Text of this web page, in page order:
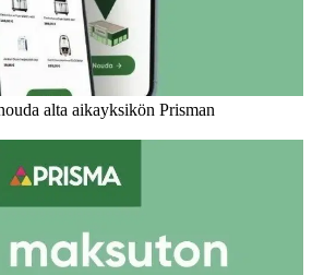
alta aikayksikön Prisman